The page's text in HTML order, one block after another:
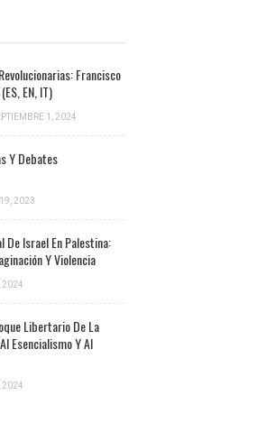
Francisco
EN, IT)
1, 2024
Y Debates
2023
De Israel En Palestina:
Y Violencia
2024
Libertario De La
Esencialismo Y Al
2024